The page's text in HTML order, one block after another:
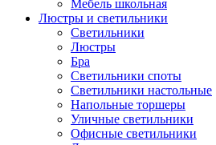
Мебель школьная
Люстры и светильники
Светильники
Люстры
Бра
Светильники споты
Светильники настольные
Напольные торшеры
Уличные светильники
Офисные светильники